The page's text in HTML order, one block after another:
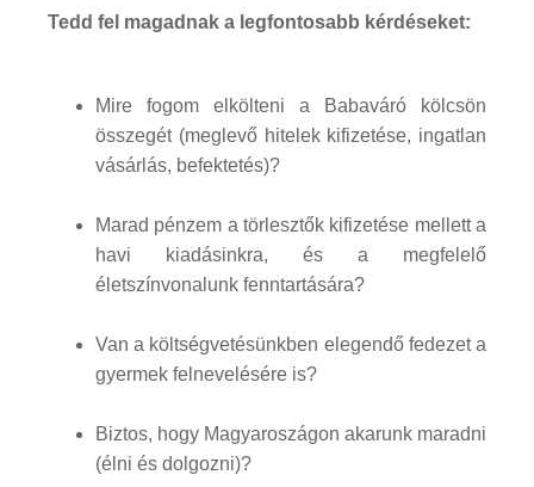
Tedd fel magadnak a legfontosabb kérdéseket:
Mire fogom elkölteni a Babaváró kölcsön
összegét (meglevő hitelek kifizetése, ingatlan
vásárlás, befektetés)?
Marad pénzem a törlesztők kifizetése mellett a
havi kiadásinkra, és a megfelelő
életszínvonalunk fenntartására?
Van a költségvetésünkben elegendő fedezet a
gyermek felnevelésére is?
Biztos, hogy Magyaroszágon akarunk maradni
(élni és dolgozni)?